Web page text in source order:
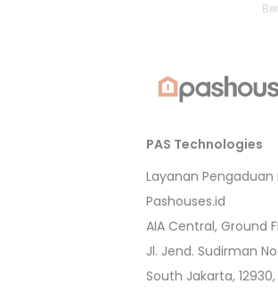
PAS Technologies
Layanan Pengaduan
Pashouses.id
AIA Central, Ground
Jl. Jend. Sudirman
South Jakarta,